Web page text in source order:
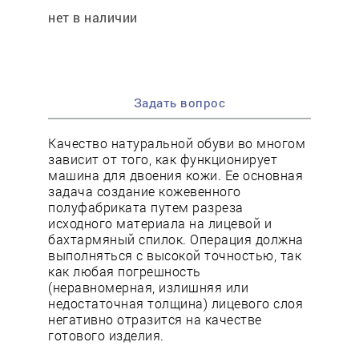
нет в наличии
Задать вопрос
Качество натуральной обуви во многом
зависит от того, как функционирует
машина для двоения кожи. Ее основная
задача создание кожевенного
полуфабриката путем разреза
исходного материала на лицевой и
бахтармяный спилок. Операция должна
выполняться с высокой точностью, так
как любая погрешность
(неравномерная, излишняя или
недостаточная толщина) лицевого слоя
негативно отразится на качестве
готового изделия.